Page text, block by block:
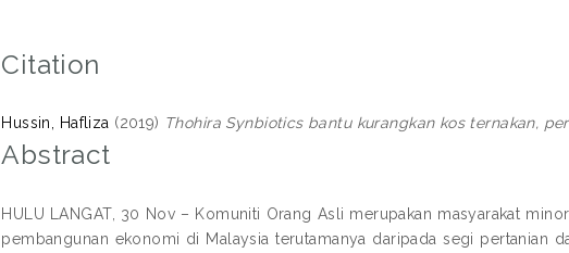
Citation
Hussin, Hafliza (2019) Thohira Synbiotics bantu kurangkan kos ternakan,
Abstract
HULU LANGAT, 30 Nov – Komuniti Orang Asli merupakan masyarakat
pembangunan ekonomi di Malaysia terutamanya daripada segi pertanian